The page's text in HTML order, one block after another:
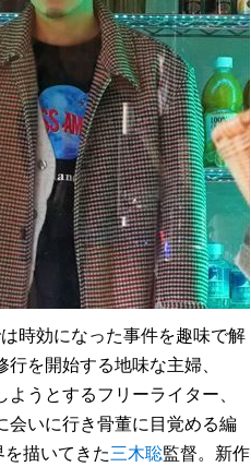
時効になった事件を趣味で解
を開始する地味な主婦、
うとするフリーライター、
会いに行き骨董に目覚める編
描いてきた三木聡監督。新作